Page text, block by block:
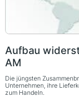
Aufbau
AM
Die jüngsten
Unternehmen, ihre
zum Handeln.